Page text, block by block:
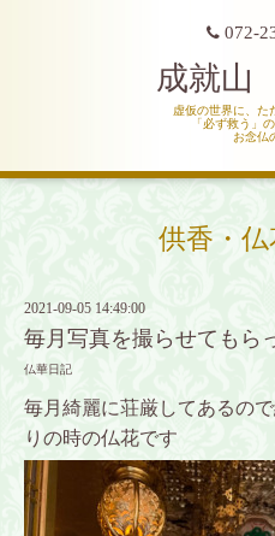
072-
成就山
虚仮の世界に、た
「必ず救う」
お念仏
供香・
2021-09-05 14:49:00
毎月写真を撮らせてもら
仏華日記
毎月綺麗に荘厳してあるの
りの時の仏花です